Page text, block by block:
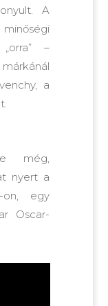
A
minőségi
–
a
még,
nyert a
on, egy
Oscar-